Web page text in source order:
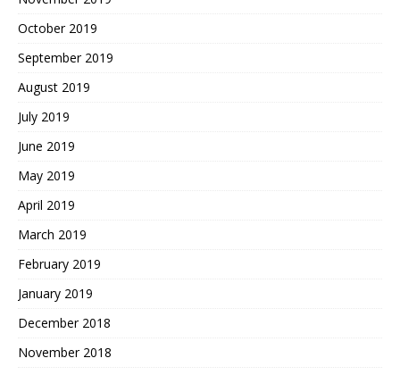
October 2019
September 2019
August 2019
July 2019
June 2019
May 2019
April 2019
March 2019
February 2019
January 2019
December 2018
November 2018